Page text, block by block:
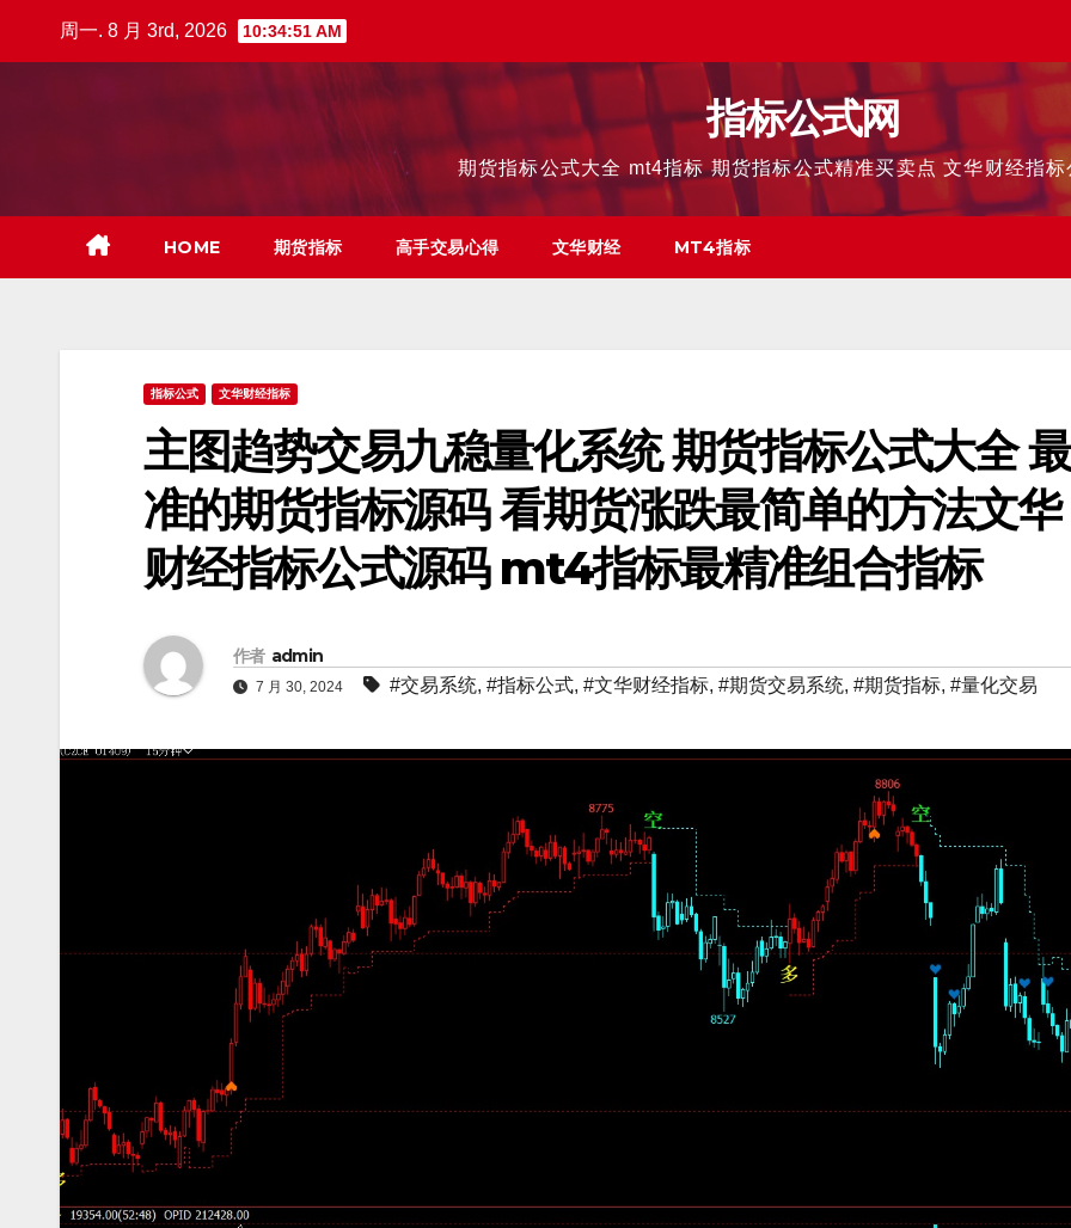
周一. 8 月 3rd, 2026 10:34:52 AM
指标公式网
期货指标公式大全 mt4指标 期货指标公式精准买卖点 文华财经指
HOME 期货指标 高手交易心得 文华财经 MT4指标
指标公式 文华财经指标
主图趋势交易九稳量化系统 期货指标公式大全 最
准的期货指标源码 看期货涨跌最简单的方法文华
财经指标公式源码 mt4指标最精准组合指标
作者 admin
7 月 30, 2024 #交易系统, #指标公式, #文华财经指标, #期货交易系统, #期货指标, #量化交易